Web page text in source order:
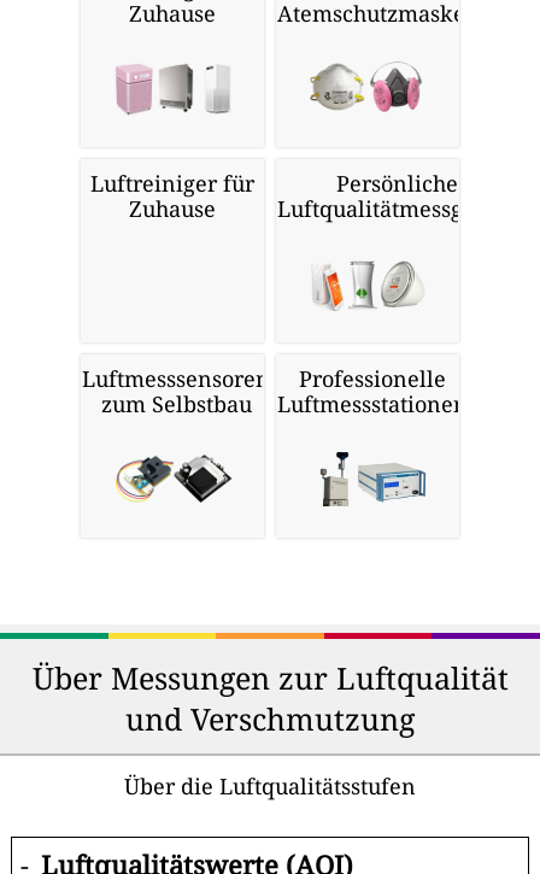
Zuhause
Atemschutzmasken
Luftreiniger für
Zuhause
Persönliche
Luftqualitätmessgeräte
Luftmesssensoren
zum Selbstbau
Professionelle
Luftmessstationen
Über Messungen zur Luftqualität
und Verschmutzung
Über die Luftqualitätsstufen
- Luftqualitätswerte (AQI)